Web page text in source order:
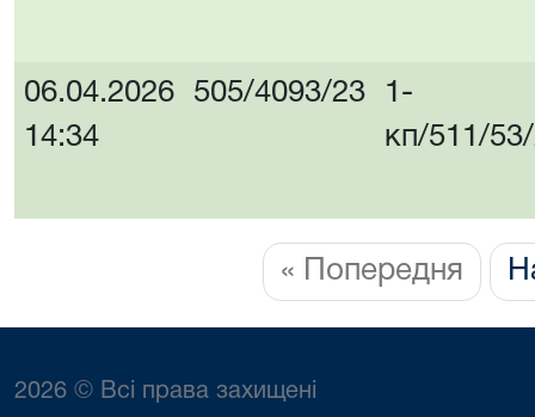
06.04.2026
14:34
505/4093/23
1-
кп/511/
« Попередня
2026 © Всі права захищені